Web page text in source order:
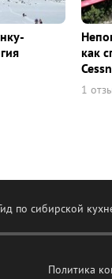
как
1
по сибирской
Политика